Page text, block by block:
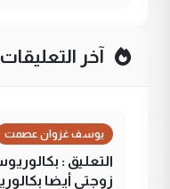
آخر التعليقات
يوسف غزوان عصمت
التعليق :
زوجتي أيضا